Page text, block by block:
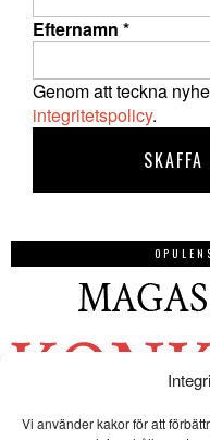
Vi använder kakor för att
Efternamn *
Genom att teckna
integritetspolicy.